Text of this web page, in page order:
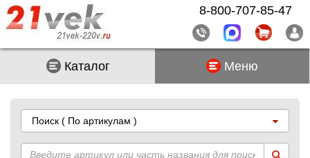
Каталог Меню
Поиск ( По артикулам )
8-800-707-85-47